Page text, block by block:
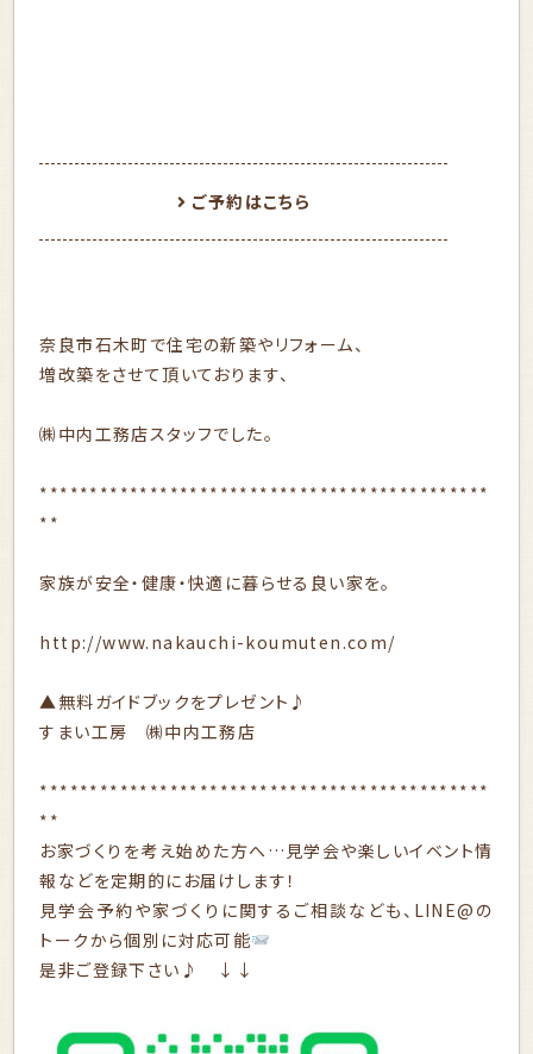
ご予約はこちら
奈良市石木町で住宅の新築やリフォーム、
増改築をさせて頂いております、
㈱中内工務店スタッフでした。
*********************************************
**
家族が安全・健康・快適に暮らせる良い家を。
http://www.nakauchi-koumuten.com/
▲無料ガイドブックをプレゼント♪
すまい工房 ㈱中内工務店
*********************************************
**
お家づくりを考え始めた方へ…見学会や楽しいイベント情
報などを定期的にお届けします！
見学会予約や家づくりに関するご相談なども、LINE@の
トークから個別に対応可能
是非ご登録下さい♪ ↓↓